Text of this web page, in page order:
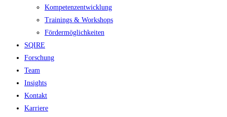
Kompetenzentwicklung
Trainings & Workshops
Fördermöglichkeiten
SQIRE
Forschung
Team
Insights
Kontakt
Karriere